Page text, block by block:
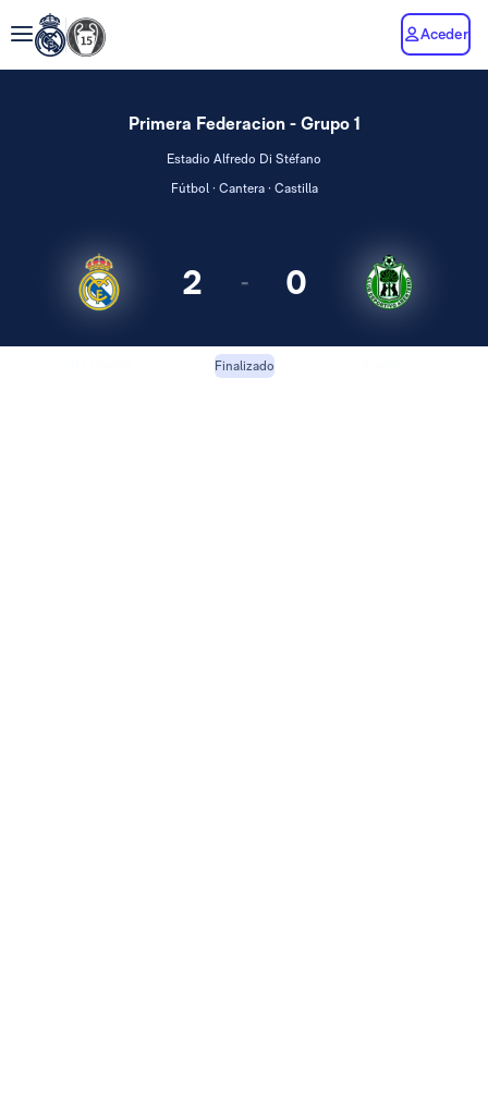
Aceder
Primera Federacion - Grupo 1
Estadio Alfredo Di Stéfano
Fútbol · Cantera · Castilla
2 - 0
Finalizado